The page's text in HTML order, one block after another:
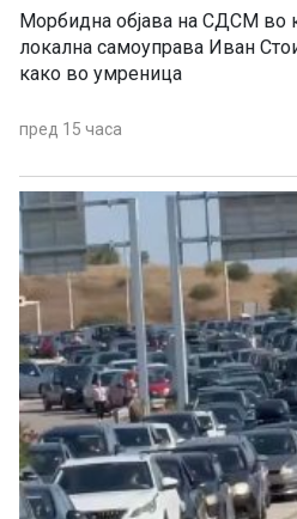
Морбидна објава на СДСМ во која
локална самоуправа Иван
како во умреница
пред 15 часа